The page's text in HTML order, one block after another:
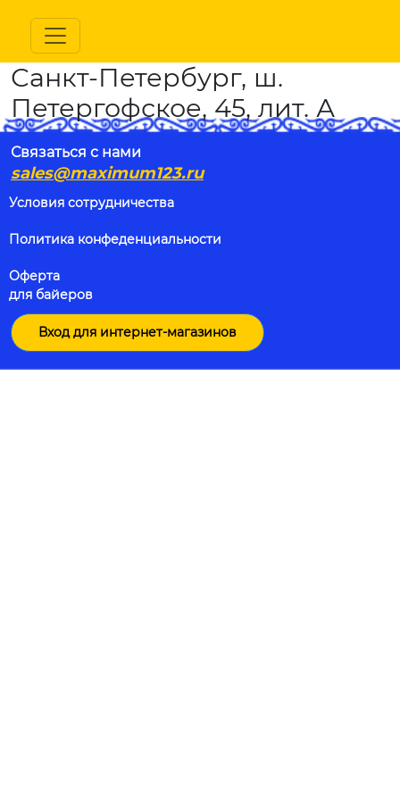
Санкт-Петербург, ш.
Петергофское, 45, лит. А
Связаться с нами
sales@maximum123.ru
Условия сотрудничества
Политика конфеденциальности
Оферта
для байеров
Вход для интернет-магазинов